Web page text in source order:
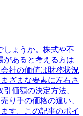
しょうか。株式や不
があると考える方は
社の価値は財務状況
ざまな要素に左右さ
価額の決定方法、
り手の価格の違い、
す。この記事のポイ